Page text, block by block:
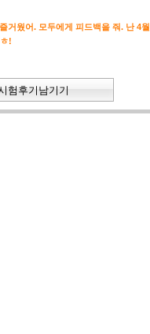
거웠어. 모두에게 피드백을 줘. 난 4월
!